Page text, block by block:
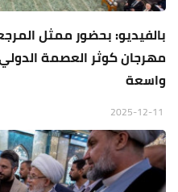
بالفيديو: بحضور ممثل
مهرجان كوثر العصمة
واسعة